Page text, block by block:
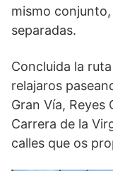
mismo
separadas.
Concluida la
relajaros
Gran Vía, Reyes
Carrera de la
calles que os